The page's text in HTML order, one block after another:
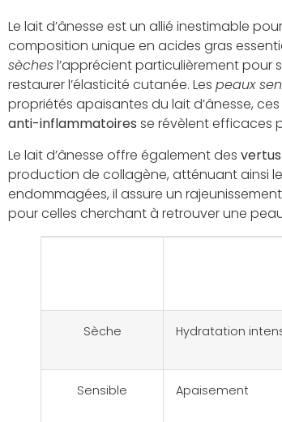
Le lait d’ânesse est un allié inestimable pour
composition unique en acides gras
sèchesl’apprécient particulièrement pour
restaurer l’élasticité cutanée. Les peaux
propriétés apaisantes du lait d’ânesse,
anti-inflammatoires se révèlent efficaces
Le lait d’ânesse offre également des
production de collagène, atténuant ainsi
endommagées, il assure un
pour celles cherchant à retrouver une
Sèche Hydratation
Sensible Apaisement